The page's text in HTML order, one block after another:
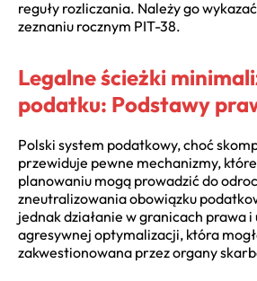
reguły rozliczania. Należy go
zeznaniu rocznym PIT-38.
Legalne ścieżki
podatku: Podstawy
Polski system podatkowy, choć
przewiduje pewne mechanizmy,
planowaniu mogą prowadzić do
zneutralizowania obowiązku
jednak działanie w granicach prawa i
agresywnej optymalizacji, która
zakwestionowana przez organy